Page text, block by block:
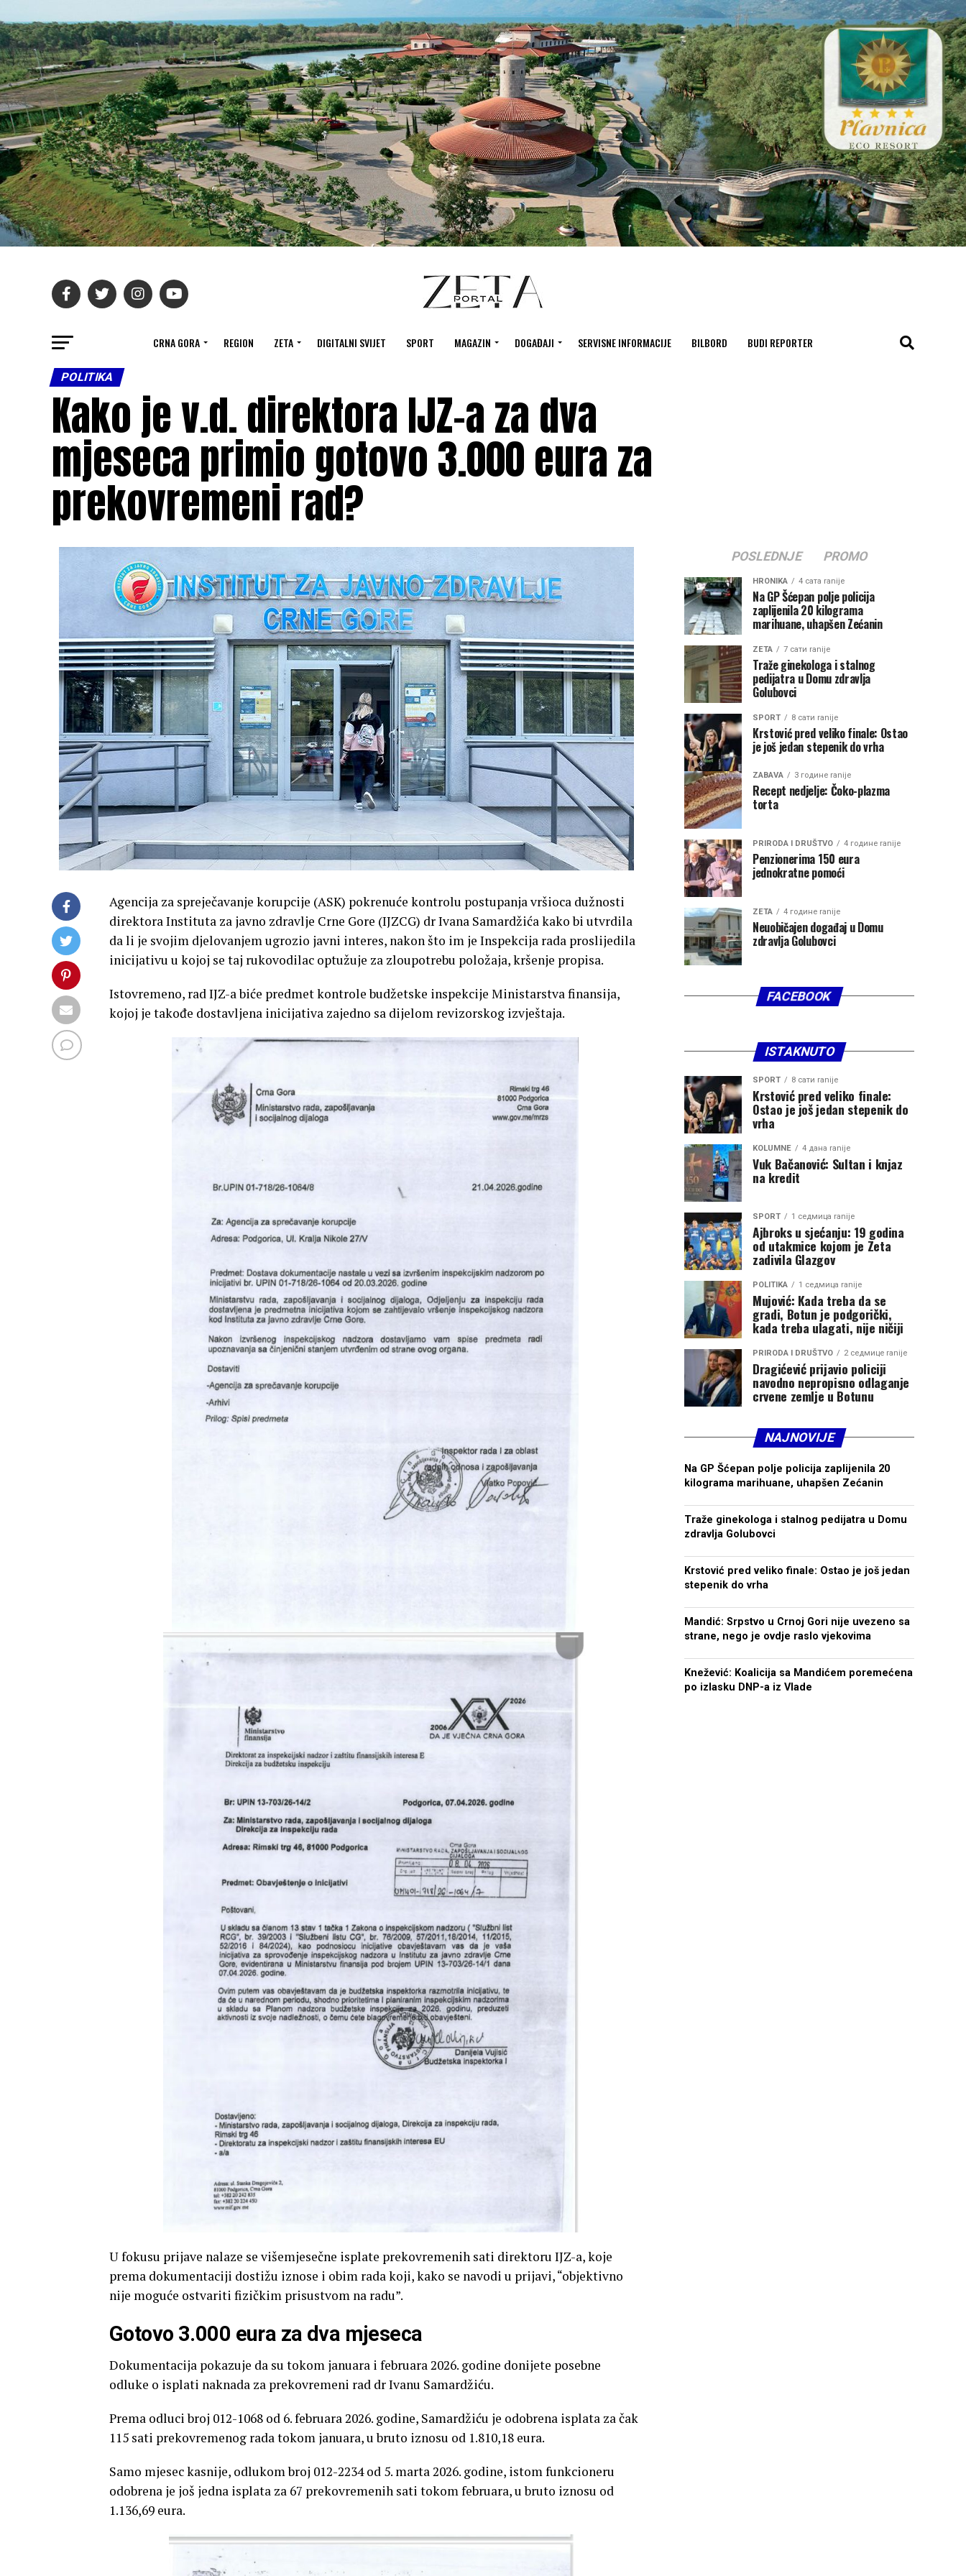
CRNA GORA REGION ZETA DIGITALNI SVIJET SPORT MAGAZIN DOGAĐAJI SERVISNE INFORMACIJE BILBORD BUDI REPORTER
POLITIKA
Kako je v.d. direktora IJZ-a za dva
mjeseca primio gotovo 3.000 eura za
prekovremeni rad?
Agencija za spreječavanje korupcije (ASK) pokrenuće kontrolu postupanja vršioca dužnosti
direktora Instituta za javno zdravlje Crne Gore (IJZCG) dr Ivana Samardžića kako bi utvrdila
da li je svojim djelovanjem ugrozio javni interes, nakon što im je Inspekcija rada proslijedila
inicijativu u kojoj se taj rukovodilac optužuje za zloupotrebu položaja, kršenje propisa.
Istovremeno, rad IJZ-a biće predmet kontrole budžetske inspekcije Ministarstva finansija,
kojoj je takođe dostavljena inicijativa zajedno sa dijelom revizorskog izvještaja.
U fokusu prijave nalaze se višemjesečne isplate prekovremenih sati direktoru IJZ-a, koje
prema dokumentaciji dostižu iznose i obim rada koji, kako se navodi u prijavi, “objektivno
nije moguće ostvariti fizičkim prisustvom na radu”.
Gotovo 3.000 eura za dva mjeseca
Dokumentacija pokazuje da su tokom januara i februara 2026. godine donijete posebne
odluke o isplati naknada za prekovremeni rad dr Ivanu Samardžiću.
Prema odluci broj 012-1068 od 6. februara 2026. godine, Samardžiću je odobrena isplata za čak
115 sati prekovremenog rada tokom januara, u bruto iznosu od 1.810,18 eura.
Samo mjesec kasnije, odlukom broj 012-2234 od 5. marta 2026. godine, istom funkcioneru
odobrena je još jedna isplata za 67 prekovremenih sati tokom februara, u bruto iznosu od
1.136,69 eura.
POSLEDNJE PROMO
HRONIKA 4 сата ranije
Na GP Šćepan polje policija
zaplijenila 20 kilograma
marihuane, uhapšen Zećanin
ZETA 7 сати ranije
Traže ginekologa i stalnog
pedijatra u Domu zdravlja
Golubovci
SPORT 8 сати ranije
Krstović pred veliko finale: Ostao
je još jedan stepenik do vrha
ZABAVA 3 године ranije
Recept nedjelje: Čoko-plazma
torta
PRIRODA I DRUŠTVO 4 године ranije
Penzionerima 150 eura
jednokratne pomoći
ZETA 4 године ranije
Neuobičajen događaj u Domu
zdravlja Golubovci
FACEBOOK
ISTAKNUTO
SPORT 8 сати ranije
Krstović pred veliko finale:
Ostao je još jedan stepenik do
vrha
KOLUMNE 4 дана ranije
Vuk Bačanović: Sultan i knjaz
na kredit
SPORT 1 седмица ranije
Ajbroks u sjećanju: 19 godina
od utakmice kojom je Zeta
zadivila Glazgov
POLITIKA 1 седмица ranije
Mujović: Kada treba da se
gradi, Botun je podgorički,
kada treba ulagati, nije ničiji
PRIRODA I DRUŠTVO 2 седмице ranije
Dragićević prijavio policiji
navodno nepropisno odlaganje
crvene zemlje u Botunu
NAJNOVIJE
Na GP Šćepan polje policija zaplijenila 20
kilograma marihuane, uhapšen Zećanin
Traže ginekologa i stalnog pedijatra u Domu
zdravlja Golubovci
Krstović pred veliko finale: Ostao je još jedan
stepenik do vrha
Mandić: Srpstvo u Crnoj Gori nije uvezeno sa
strane, nego je ovdje raslo vjekovima
Knežević: Koalicija sa Mandićem poremećena
po izlasku DNP-a iz Vlade